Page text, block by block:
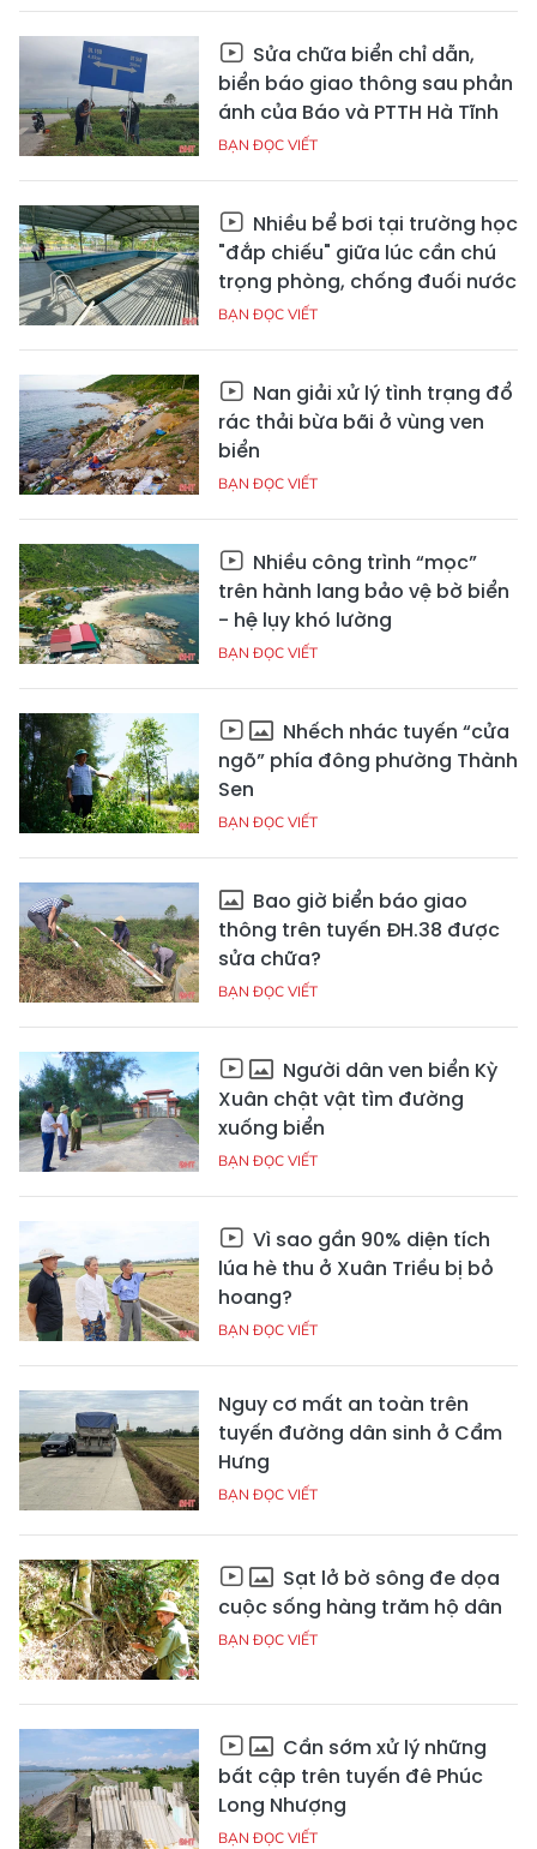
Sửa chữa biển chỉ dẫn,
biển báo giao thông sau phản
ánh của Báo và PTTH Hà Tĩnh
BẠN ĐỌC VIẾT
Nhiều bể bơi tại trường học
"đắp chiếu" giữa lúc cần chú
trọng phòng, chống đuối nước
BẠN ĐỌC VIẾT
Nan giải xử lý tình trạng đổ
rác thải bừa bãi ở vùng ven
biển
BẠN ĐỌC VIẾT
Nhiều công trình “mọc”
trên hành lang bảo vệ bờ biển
- hệ lụy khó lường
BẠN ĐỌC VIẾT
Nhếch nhác tuyến “cửa
ngõ” phía đông phường Thành
Sen
BẠN ĐỌC VIẾT
Bao giờ biển báo giao
thông trên tuyến ĐH.38 được
sửa chữa?
BẠN ĐỌC VIẾT
Người dân ven biển Kỳ
Xuân chật vật tìm đường
xuống biển
BẠN ĐỌC VIẾT
Vì sao gần 90% diện tích
lúa hè thu ở Xuân Triều bị bỏ
hoang?
BẠN ĐỌC VIẾT
Nguy cơ mất an toàn trên
tuyến đường dân sinh ở Cẩm
Hưng
BẠN ĐỌC VIẾT
Sạt lở bờ sông đe dọa
cuộc sống hàng trăm hộ dân
BẠN ĐỌC VIẾT
Cần sớm xử lý những
bất cập trên tuyến đê Phúc
Long Nhượng
BẠN ĐỌC VIẾT